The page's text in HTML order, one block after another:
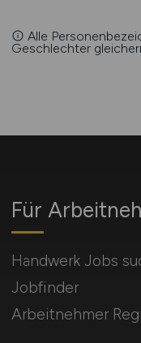
Alle
Geschlechter
Für
Handwerk Jobs
Jobfinder
Arbeitnehmer